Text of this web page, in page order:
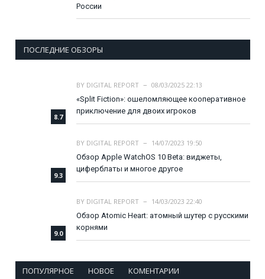
России
ПОСЛЕДНИЕ ОБЗОРЫ
8.7
BY DIGITAL REPORT
08/03/2025 22:13
«Split Fiction»: ошеломляющее кооперативное
приключение для двоих игроков
9.3
BY DIGITAL REPORT
14/07/2023 19:50
Обзор Apple WatchOS 10 Beta: виджеты,
циферблаты и многое другое
9.0
BY DIGITAL REPORT
14/03/2023 22:40
Обзор Atomic Heart: атомный шутер с русскими
корнями
ПОПУЛЯРНОЕ НОВОЕ КОМЕНТАРИИ